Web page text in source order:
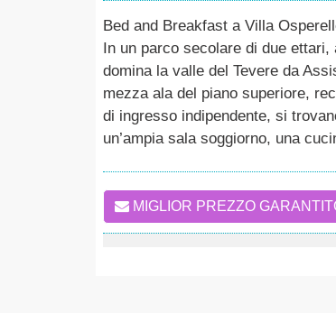
Bed and Breakfast a Villa
In un parco secolare di due
domina la valle del Tevere da
mezza ala del piano superiore,
di ingresso indipendente, si
un’ampia sala soggiorno, una
MIGLIOR PREZZO